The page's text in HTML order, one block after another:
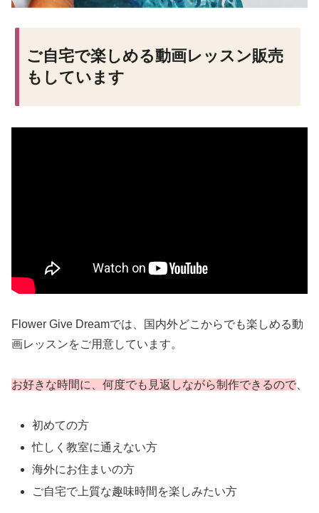
ご自宅で楽しめる動画レッスン販売
もしています
Flower Give Dreamでは、国内外どこからでも楽しめる動
画レッスンをご用意しています。
お好きな時間に、何度でも見返しながら制作できるので
初めての方
忙しく教室に通えない方
海外にお住まいの方
ご自宅で上質な趣味時間を楽しみたい方